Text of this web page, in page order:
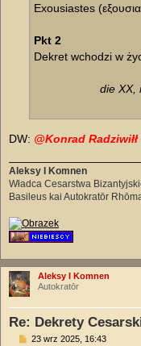
Exousiastes
Pkt 2
Dekret wchodzi w
die XX,
DW: @Konrad Radziwiłł
Aleksy I Komnen
Władca Cesarstwa
Basileus kai Autokratōr
Aleksy I Komnen
Autokratōr
Re: Dekrety
P23 wrz 2025, 16:43